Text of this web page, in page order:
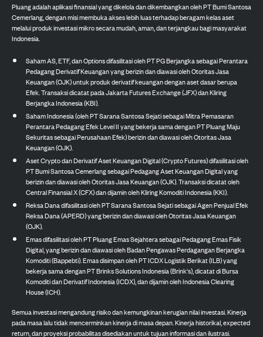
Pluang adalah aplikasi finansial yang dikelola dan dikembangkan oleh PT Bumi Santosa
Cemerlang, dengan misi membuka akses lebih luas terhadap beragam kelas aset
melalui produk investasi mikro secara mudah, aman, dan terjangkau bagi masyarakat
Indonesia.
Saham AS, ETF, dan Options difasilitasi oleh PT PG Berjangka sebagai Perantara
Pedagang Derivatif Keuangan yang berizin dan diawasi oleh Otoritas Jasa
Keuangan (OJK) untuk produk derivatif keuangan dengan aset dasar berupa
Efek. Transaksi dicatat pada Jakarta Futures Exchange (JFX) dan Kliring
Berjangka Indonesia (KBI).
Saham Indonesia (oleh PT Sarana Santosa Sejati sebagai Mitra Pemasaran
Perantara Pedagang Efek Level II yang bekerja sama dengan PT Pluang Maju
Sekuritas sebagai Perusahaan Efek) berizin dan diawasi oleh Otoritas Jasa
Keuangan (OJK).
Aset Crypto dan Derivatif Aset Keuangan Digital (Crypto Futures) difasilitasi oleh
PT Bumi Santosa Cemerlang sebagai Pedagang Aset Keuangan Digital yang
berizin dan diawasi oleh Otoritas Jasa Keuangan (OJK). Transaksi dicatat oleh
Central Finansial X (CFX) dan dijamin oleh Kliring Komoditi Indonesia (KKI).
Reksa Dana difasilitasi oleh PT Sarana Santosa Sejati sebagai Agen Penjual Efek
Reksa Dana (APERD) yang berizin dan diawasi oleh Otoritas Jasa Keuangan
(OJK).
Emas difasilitasi oleh PT Pluang Emas Sejahtera sebagai Pedagang Emas Fisik
Digital, yang berizin dan diawasi oleh Badan Pengawas Perdagangan Berjangka
Komoditi (Bappebti). Emas disimpan oleh PT ICDX Logistik Berikat (ILB) yang
bekerja sama dengan PT Brinks Solutions Indonesia (Brink's), dicatat di Bursa
Komoditi dan Derivatif Indonesia (ICDX), dan dijamin oleh Indonesia Clearing
House (ICH).
Semua investasi mengandung risiko dan kemungkinan kerugian nilai investasi. Kinerja
pada masa lalu tidak mencerminkan kinerja di masa depan. Kinerja historikal, expected
return, dan proyeksi probabilitas disediakan untuk tujuan informasi dan ilustrasi.